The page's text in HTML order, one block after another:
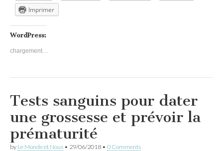
Imprimer
WordPress:
chargement…
Tests sanguins pour dater
une grossesse et prévoir la
prématurité
by Le Monde et Nous • 29/06/2018 • 0 Comments